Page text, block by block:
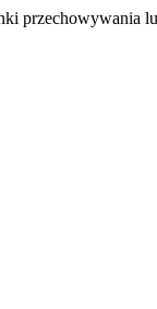
przechowywania